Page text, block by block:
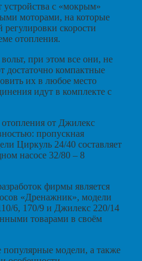
устройства с «мокрым»
моторами, на которые
скорости
отопления.
при этом все они, не
достаточно компактные
их в любое место
идут в комплекте с
отопления от Джилекс
пропускная
Циркуль 24/40 составляет
насосе 32/80 – 8
фирмы является
«Дренажник», модели
6, 170/9 и Джилекс 220/14
товарами в своём
модели, а также